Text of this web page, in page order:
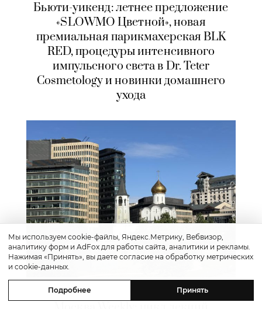
Бьюти-уикенд: летнее предложение
«SLOWMO Цветной», новая
премиальная парикмахерская BLK
RED, процедуры интенсивного
импульсного света в Dr. Teter
Cosmetology и новинки домашнего
ухода
Мы используем cookie-файлы, Яндекс.Метрику, Вебвизор,
аналитику форм и AdFox для работы сайта, аналитики и рекламы.
Нажимая «Принять», вы даете согласие на обработку метрических
и cookie-данных.
Подробнее Принять